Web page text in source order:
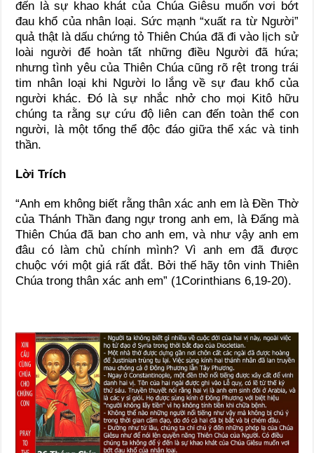
đến là sự khao khát của Chúa Giêsu muốn vơi bớt
đau khổ của nhân loại. Sức mạnh “xuất ra từ Người”
quả thật là dấu chứng tỏ Thiên Chúa đã đi vào lịch sử
loài người để hoàn tất những điều Người đã hứa;
nhưng tình yêu của Thiên Chúa cũng rõ rệt trong trái
tim nhân loại khi Người lo lắng về sự đau khổ của
người khác. Ðó là sự nhắc nhở cho mọi Kitô hữu
chúng ta rằng sự cứu độ liên can đến toàn thể con
người, là một tổng thể độc đáo giữa thể xác và tinh
thần.
Lời Trích
“Anh em không biết rằng thân xác anh em là Ðền Thờ
của Thánh Thần đang ngự trong anh em, là Ðấng mà
Thiên Chúa đã ban cho anh em, và như vậy anh em
đâu có làm chủ chính mình? Vì anh em đã được
chuộc với một giá rất đắt. Bởi thế hãy tôn vinh Thiên
Chúa trong thân xác anh em” (1Corinthians 6,19-20).